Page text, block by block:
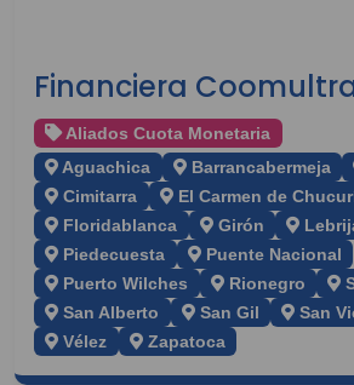
Financiera
Aliados Cuota Monetaria
Aguachica
Barrancabermeja
Cimitarra
El Carmen de
Floridablanca
Girón
Piedecuesta
Puente Nacional
Puerto Wilches
Rionegro
San Alberto
San Gil
San
Vélez
Zapatoca